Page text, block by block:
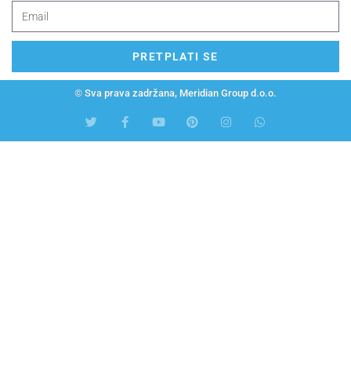
PRETPLATI SE
© Sva prava zadržana, Meridian Group d.o.o.